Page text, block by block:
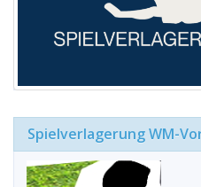
Spielverlagerung WM-